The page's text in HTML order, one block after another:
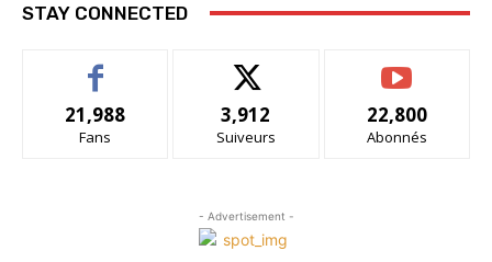
STAY CONNECTED
21,988
Fans
3,912
Suiveurs
22,800
Abonnés
- Advertisement -